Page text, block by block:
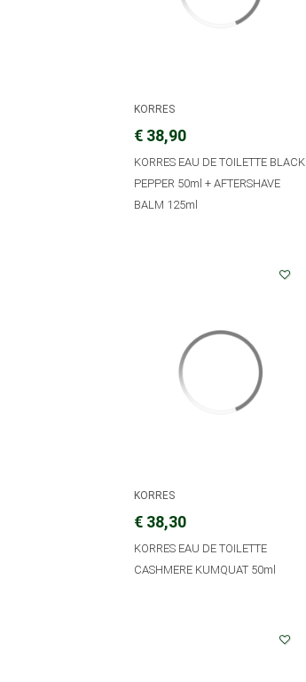
KORRES
€ 38,90
KORRES EAU DE TOILETTE BLACK
PEPPER 50ml + AFTERSHAVE
BALM 125ml
KORRES
€ 38,30
KORRES EAU DE TOILETTE
CASHMERE KUMQUAT 50ml